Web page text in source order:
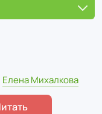
Елена Михалкова